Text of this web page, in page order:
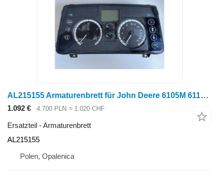
AL215155 Armaturenbrett für John Deere 6105M 6115M 6125M 6140M 6170M Radtraktor
1.092 € 4.700 PLN ≈ 1.020 CHF
Ersatzteil - Armaturenbrett
AL215155
Polen, Opalenica